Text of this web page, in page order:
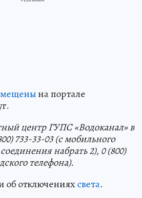
на портале
центр ГУПС «Водоканал» в
733-33-03 (с мобильного
набрать 2), 0 (800)
телефона).
об отключенияхсвета.